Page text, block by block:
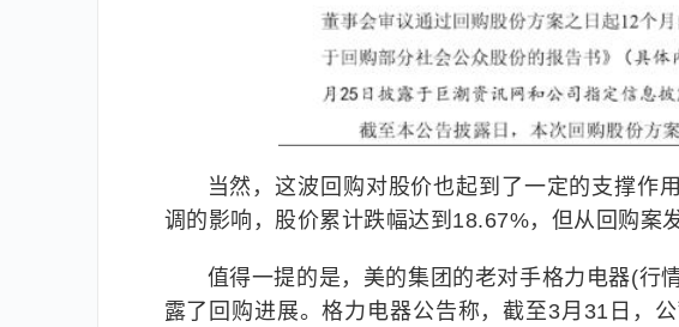
当然，这波回购对股价也起到了一定的支撑作
调的影响，股价累计跌幅达到18.67%，但从回购案
值得一提的是，美的集团的老对手格力电器(行
露了回购进展。格力电器公告称，截至3月31日，